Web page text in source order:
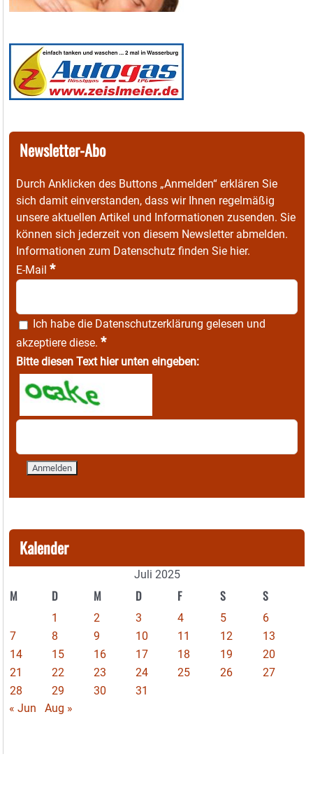
Newsletter-Abo
Durch Anklicken des Buttons „Anmelden“ erklären Sie
sich damit einverstanden, dass wir Ihnen regelmäßig
unsere aktuellen Artikel und Informationen zusenden. Sie
können sich jederzeit von diesem Newsletter abmelden.
Informationen zum Datenschutz finden Sie hier.
E-Mail *
Ich habe die Datenschutzerklärung gelesen und
akzeptiere diese. *
Bitte diesen Text hier unten eingeben:
Kalender
Juli 2025
M D M D F S S
1 2 3 4 5
6
7
8 9 10 11 12
13
14
15 16 17 18 19
20
21
22 23 24 25 26
27
28
29 30
31
« Jun
Aug »